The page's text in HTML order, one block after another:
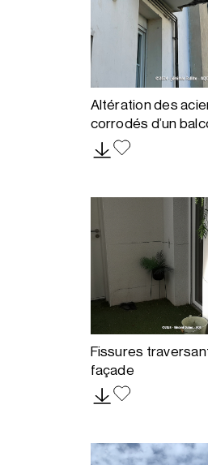
Altération des
corrodés d’un
Fissures
façade